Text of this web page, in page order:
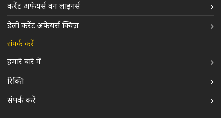
करेंट अफेयर्स वन लाइनर्स
डेली करेंट अफेयर्स क्विज़
संपर्क करें
हमारे बारे में
रिक्ति
संपर्क करें